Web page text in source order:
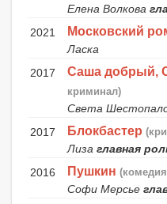
Елена Волкова
2021
Московский
Ласка
2017
Саша добрый,
криминал)
Света
2017
Блокбастер
Лиза главная
2016
Пушкин
Софи Мерсье